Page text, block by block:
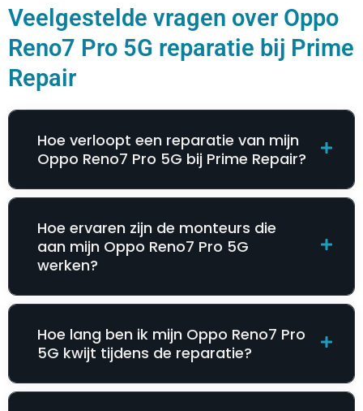
Veelgestelde vragen over Oppo
Reno7 Pro 5G reparatie bij Prime
Repair
Hoe verloopt een reparatie van mijn
Oppo Reno7 Pro 5G bij Prime Repair?
Hoe ervaren zijn de monteurs die
aan mijn Oppo Reno7 Pro 5G
werken?
Hoe lang ben ik mijn Oppo Reno7 Pro
5G kwijt tijdens de reparatie?